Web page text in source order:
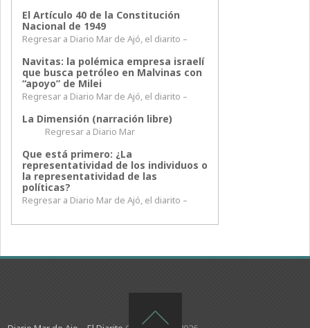
El Artículo 40 de la Constitución
Nacional de 1949
Regresar a Diario Mar de Ajó, el diarito –
Navitas: la polémica empresa israelí
que busca petróleo en Malvinas con
“apoyo” de Milei
Regresar a Diario Mar de Ajó, el diarito –
La Dimensión (narración libre)
Regresar a Diario Mar
Que está primero: ¿La
representatividad de los individuos o
la representatividad de las
políticas?
Regresar a Diario Mar de Ajó, el diarito –